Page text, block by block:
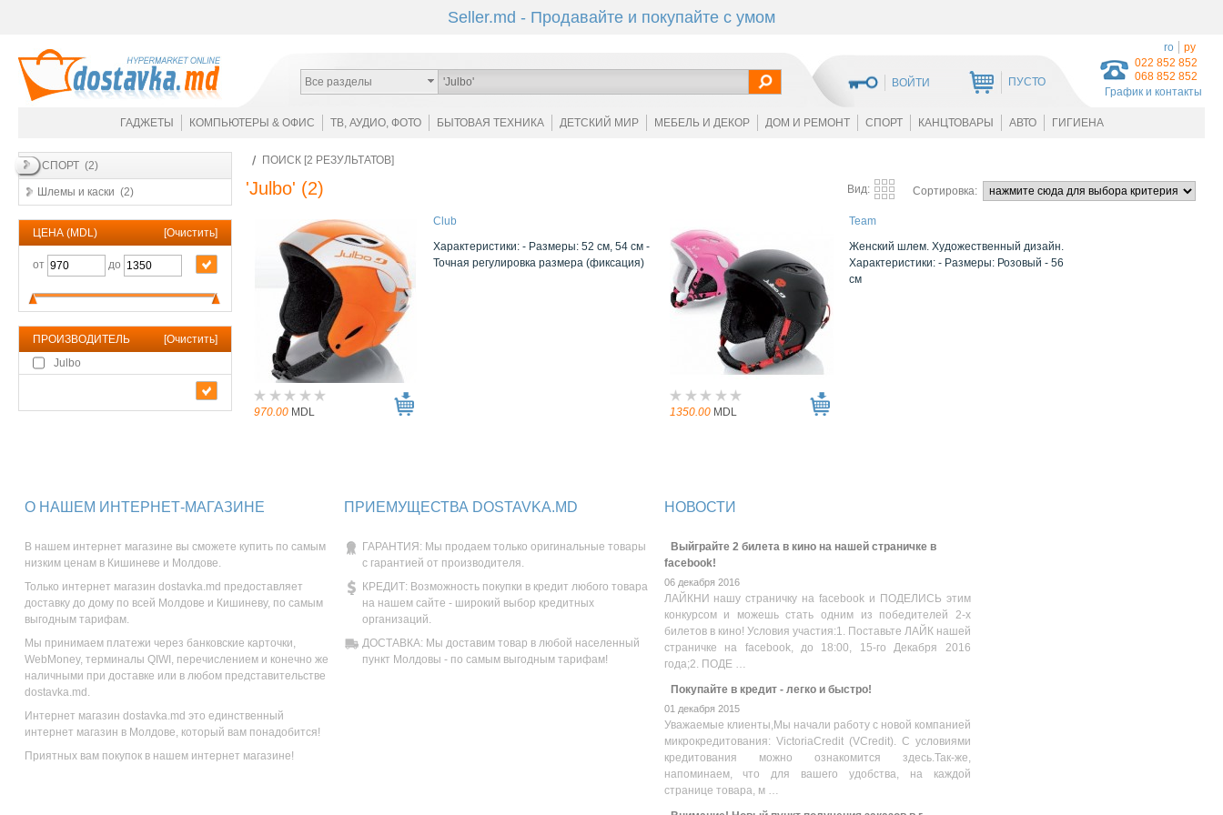
Seller.md - Продавайте и покупайте с умом
022 852 852
068 852 852
График и контакты
Все разделы ВОЙТИ ПУСТО
ro ру
ГАДЖЕТЫ КОМПЬЮТЕРЫ & ОФИС ТВ, АУДИО, ФОТО БЫТОВАЯ ТЕХНИКА ДЕТСКИЙ МИР МЕБЕЛЬ И ДЕКОР ДОМ И РЕМОНТ СПОРТ КАНЦТОВАРЫ АВТО ГИГИЕНА
СПОРТ (2)
Шлемы и каски (2)
ЦЕНА (MDL) [Очистить]
от до
ПРОИЗВОДИТЕЛЬ [Очистить]
Julbo
ПОИСК [2 РЕЗУЛЬТАТОВ]
'Julbo' (2) Вид: Сортировка:
970.00 MDL
Club
Характеристики: - Размеры: 52 см, 54 см -
Точная регулировка размера (фиксация)
1350.00 MDL
Team
Женский шлем. Художественный дизайн.
Характеристики: - Размеры: Розовый - 56
см
О НАШЕМ ИНТЕРНЕТ-МАГАЗИНЕ
В нашем интернет магазине вы сможете купить по самым
низким ценам в Кишиневе и Молдове.
Только интернет магазин dostavka.md предоставляет
доставку до дому по всей Молдове и Кишиневу, по самым
выгодным тарифам.
Мы принимаем платежи через банковские карточки,
WebMoney, терминалы QIWI, перечислением и конечно же
наличными при доставке или в любом представительстве
dostavka.md.
Интернет магазин dostavka.md это единственный
интернет магазин в Молдове, который вам понадобится!
Приятных вам покупок в нашем интернет магазине!
ПРИЕМУЩЕСТВА DOSTAVKA.MD
ГАРАНТИЯ: Мы продаем только оригинальные товары
с гарантией от производителя.
КРЕДИТ: Возможность покупки в кредит любого товара
на нашем сайте - широкий выбор кредитных
организаций.
ДОСТАВКА: Мы доставим товар в любой населенный
пункт Молдовы - по самым выгодным тарифам!
НОВОСТИ
Выйграйте 2 билета в кино на нашей страничке в
facebook!
06 декабря 2016
ЛАЙКНИ нашу страничку на facebook и ПОДЕЛИСЬ этим
конкурсом и можешь стать одним из победителей 2-х
билетов в кино! Условия участия:1. Поставьте ЛАЙК нашей
страничке на facebook, до 18:00, 15-го Декабря 2016
года;2. ПОДЕ …
Покупайте в кредит - легко и быстро!
01 декабря 2015
Уважаемые клиенты,Мы начали работу с новой компанией
микрокредитования: VictoriaCredit (VCredit). С условиями
кредитования можно ознакомится здесь.Так-же,
напоминаем, что для вашего удобства, на каждой
странице товара, м …